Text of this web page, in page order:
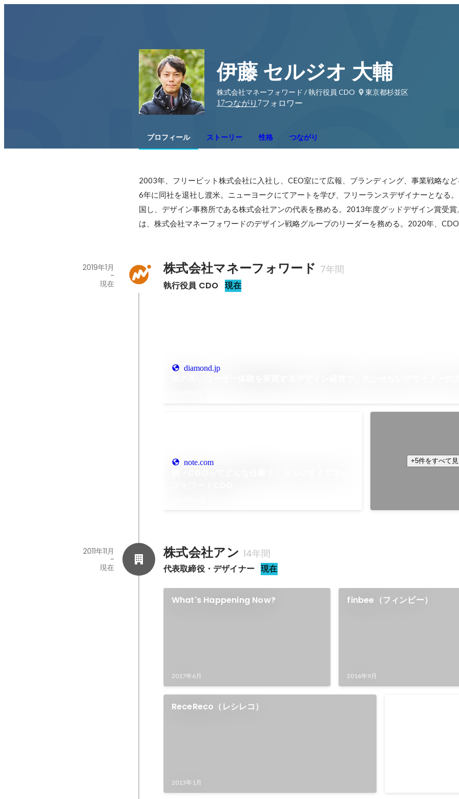
伊藤 セルジオ 大輔
株式会社マネーフォワード / 執行役員 CDO
東京都杉並区
17つながり 7フォロワー
プロフィール ストーリー 性格 つながり
2003年、フリービット株式会社に入社し、CEO室にて広報、ブランディング、事業戦略な
6年に同社を退社し渡米。ニューヨークにてアートを学び、フリーランスデザイナーとなる
国し、デザイン事務所である株式会社アンの代表を務める。2013年度グッドデザイン賞受
は、株式会社マネーフォワードのデザイン戦略グループのリーダーを務める。2020年、
株式会社マネーフォワード 7年間
執行役員 CDO 現在
2019年1月
-
現在
diamond.jp
note.com
+5件をすべて
株式会社アン 14年間
代表取締役・デザイナー 現在
2011年11月
-
現在
What's Happening Now?
2017年6月
finbee（フィンビー）
2016年9月
ReceReco（レシレコ）
2013年1月